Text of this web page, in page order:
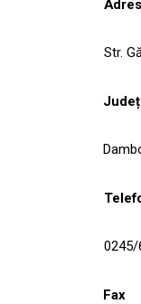
Str.
Județ
0245/
Fax